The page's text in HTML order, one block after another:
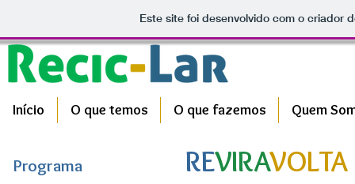
Este site foi desenvolvido com o criador
Início O que temos O que fazemos Quem
Programa REVIRAVOLTA